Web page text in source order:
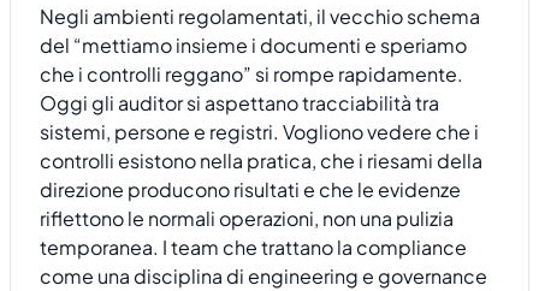
Negli ambienti regolamentati, il vecchio schema
del “mettiamo insieme i documenti e speriamo
che i controlli reggano” si rompe rapidamente.
Oggi gli auditor si aspettano tracciabilità tra
sistemi, persone e registri. Vogliono vedere che i
controlli esistono nella pratica, che i riesami della
direzione producono risultati e che le evidenze
riflettono le normali operazioni, non una pulizia
temporanea. I team che trattano la compliance
come una disciplina di engineering e governance